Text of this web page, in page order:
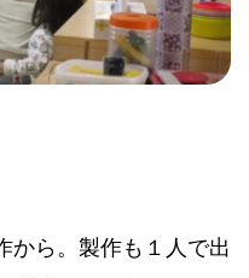
から。製作も１人で出